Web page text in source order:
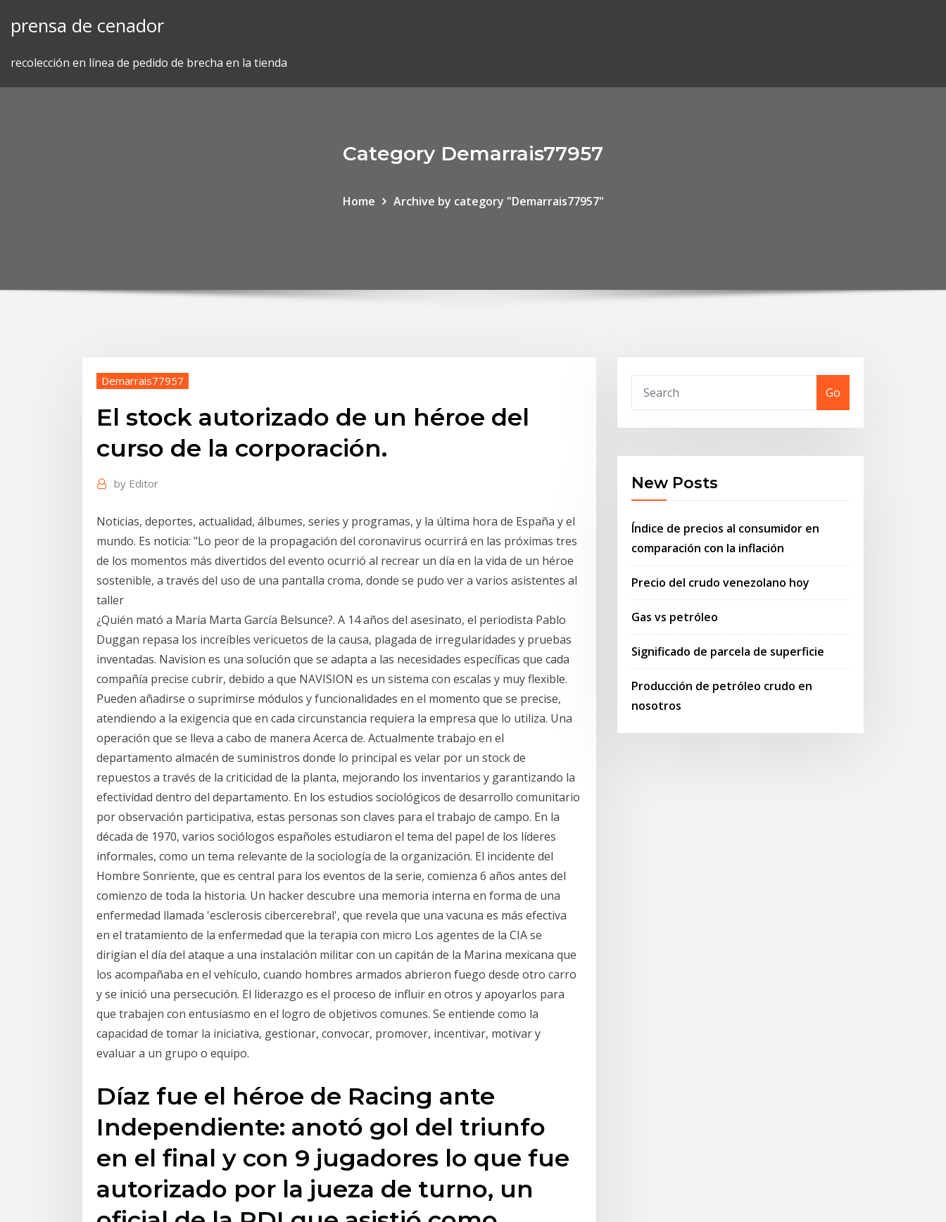
prensa de cenador
recolección en línea de pedido de brecha en la tienda
Category Demarrais77957
Home Archive by category "Demarrais77957"
Demarrais77957
El stock autorizado de un héroe del
curso de la corporación.
by Editor
Noticias, deportes, actualidad, álbumes, series y programas, y la última hora de España y el
mundo. Es noticia: "Lo peor de la propagación del coronavirus ocurrirá en las próximas tres
de los momentos más divertidos del evento ocurrió al recrear un día en la vida de un héroe
sostenible, a través del uso de una pantalla croma, donde se pudo ver a varios asistentes al
taller
¿Quién mató a María Marta García Belsunce?. A 14 años del asesinato, el periodista Pablo
Duggan repasa los increíbles vericuetos de la causa, plagada de irregularidades y pruebas
inventadas. Navision es una solución que se adapta a las necesidades específicas que cada
compañía precise cubrir, debido a que NAVISION es un sistema con escalas y muy flexible.
Pueden añadirse o suprimirse módulos y funcionalidades en el momento que se precise,
atendiendo a la exigencia que en cada circunstancia requiera la empresa que lo utiliza. Una
operación que se lleva a cabo de manera Acerca de. Actualmente trabajo en el
departamento almacén de suministros donde lo principal es velar por un stock de
repuestos a través de la criticidad de la planta, mejorando los inventarios y garantizando la
efectividad dentro del departamento. En los estudios sociológicos de desarrollo comunitario
por observación participativa, estas personas son claves para el trabajo de campo. En la
década de 1970, varios sociólogos españoles estudiaron el tema del papel de los líderes
informales, como un tema relevante de la sociología de la organización. El incidente del
Hombre Sonriente, que es central para los eventos de la serie, comienza 6 años antes del
comienzo de toda la historia. Un hacker descubre una memoria interna en forma de una
enfermedad llamada 'esclerosis cibercerebral', que revela que una vacuna es más efectiva
en el tratamiento de la enfermedad que la terapia con micro Los agentes de la CIA se
dirigían el día del ataque a una instalación militar con un capitán de la Marina mexicana que
los acompañaba en el vehículo, cuando hombres armados abrieron fuego desde otro carro
y se inició una persecución. El liderazgo es el proceso de influir en otros y apoyarlos para
que trabajen con entusiasmo en el logro de objetivos comunes. Se entiende como la
capacidad de tomar la iniciativa, gestionar, convocar, promover, incentivar, motivar y
evaluar a un grupo o equipo.
Díaz fue el héroe de Racing ante
Independiente: anotó gol del triunfo
en el final y con 9 jugadores lo que fue
autorizado por la jueza de turno, un
Go
New Posts
Índice de precios al consumidor en
comparación con la inflación
Precio del crudo venezolano hoy
Gas vs petróleo
Significado de parcela de superficie
Producción de petróleo crudo en
nosotros